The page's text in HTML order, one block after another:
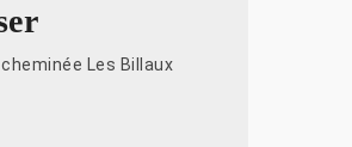
Les Billaux